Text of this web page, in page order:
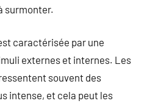
surmonter.
caractérisée par une
externes et internes. Les
souvent des
intense, et cela peut les